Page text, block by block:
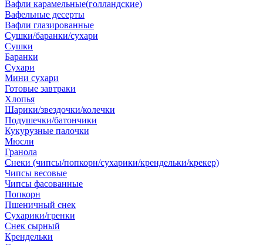
Вафли карамельные(голландские)
Вафельные десерты
Вафли глазированные
Сушки/баранки/сухари
Сушки
Баранки
Сухари
Мини сухари
Готовые завтраки
Хлопья
Шарики/звездочки/колечки
Подушечки/батончики
Кукурузные палочки
Мюсли
Гранола
Снеки (чипсы/попкорн/сухарики/крендельки/крекер)
Чипсы весовые
Чипсы фасованные
Попкорн
Пшеничный снек
Сухарики/гренки
Снек сырный
Крендельки